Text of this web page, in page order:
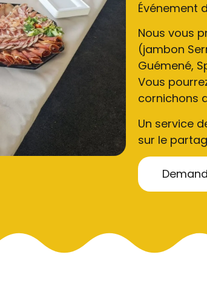
Événement
Nous vous
(jambon
Guémené,
Vous
cornichons
Un service
sur le